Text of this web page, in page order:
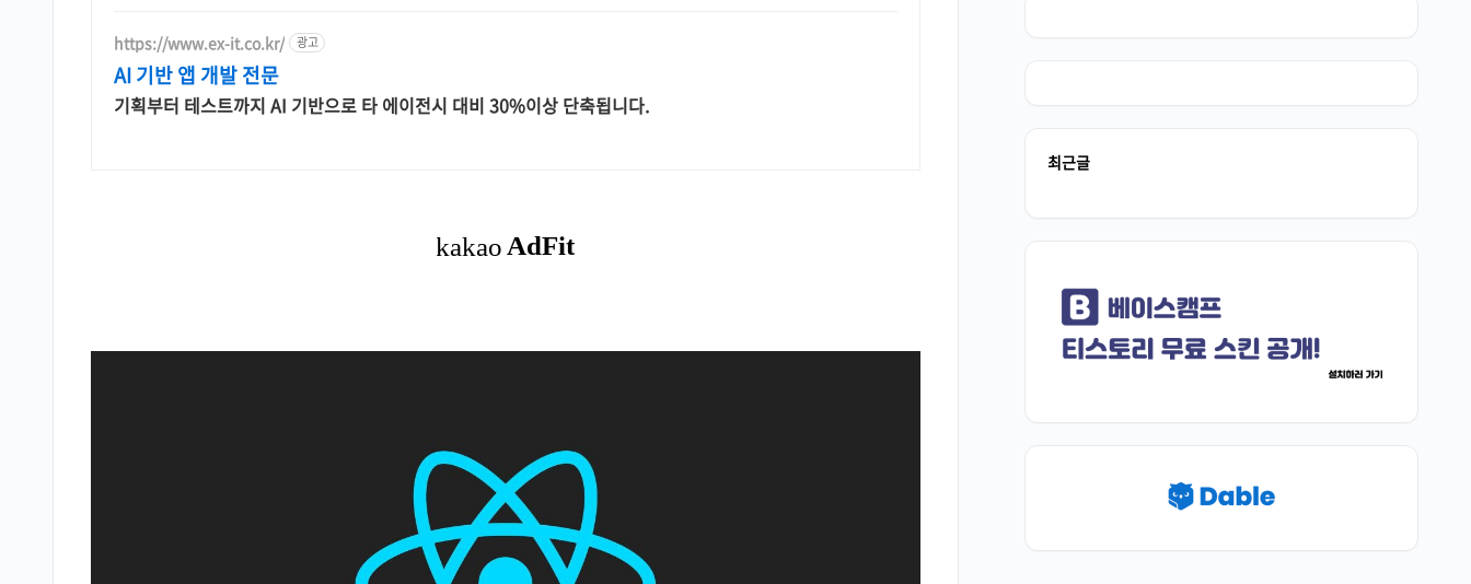
https://www.ex-it.co.kr/ 광고
AI 기반 앱 개발 전문
기획부터 테스트까지 AI 기반으로 타 에이전시 대비 30%이상 단축됩니다.
최근글